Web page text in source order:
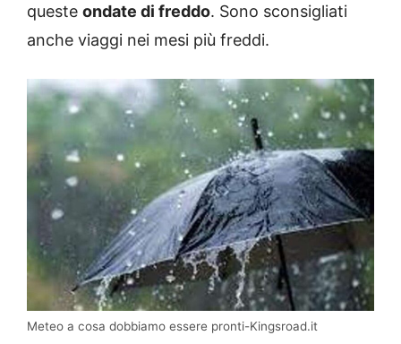
queste ondate di freddo. Sono sconsigliati
anche viaggi nei mesi più freddi.
Meteo a cosa dobbiamo essere pronti-Kingsroad.it